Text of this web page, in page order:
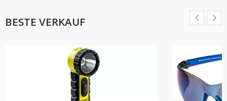
BESTE VERKAUF